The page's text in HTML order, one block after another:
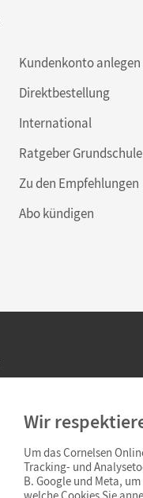
Kundenkonto anlegen
Direktbestellung
International
Ratgeber Grundschule
Zu den Empfehlungen
Abo kündigen
für Lehrkräfte
SSL-Verschlüsselung
Wir
Um das Cornelsen
Tracking- und
B. Google und Meta,